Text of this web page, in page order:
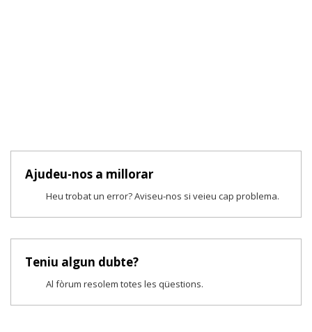
Ajudeu-nos a millorar
Heu trobat un error? Aviseu-nos si veieu cap problema.
Teniu algun dubte?
Al fòrum resolem totes les qüestions.